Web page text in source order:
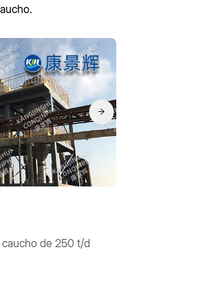
caucho de 250 t/d